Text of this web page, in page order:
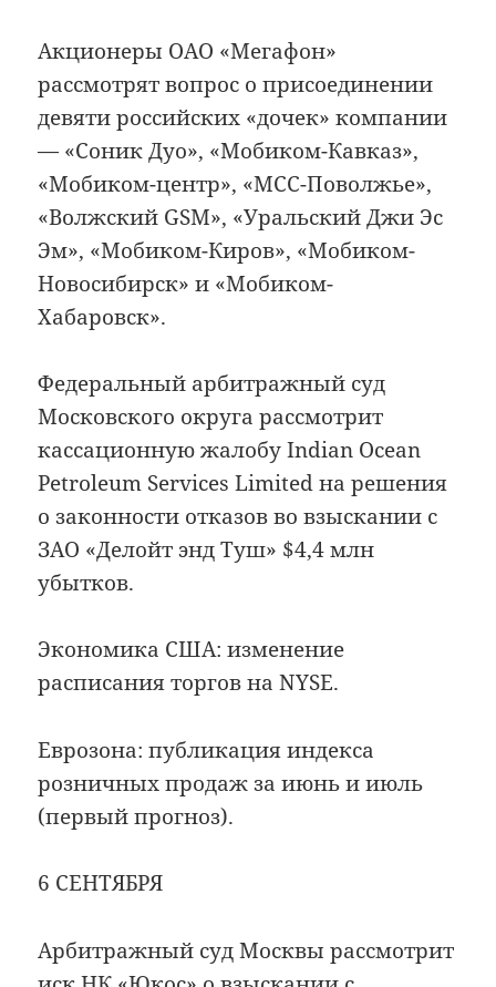
Акционеры ОАО «Мегафон»
рассмотрят вопрос о присоединении
девяти российских «дочек» компании
— «Соник Дуо», «Мобиком-Кавказ»,
«Мобиком-центр», «МСС-Поволжье»,
«Волжский GSM», «Уральский Джи Эс
Эм», «Мобиком-Киров», «Мобиком-
Новосибирск» и «Мобиком-
Хабаровск».
Федеральный арбитражный суд
Московского округа рассмотрит
кассационную жалобу Indian Ocean
Petroleum Services Limited на решения
о законности отказов во взыскании с
ЗАО «Делойт энд Туш» $4,4 млн
убытков.
Экономика США: изменение
расписания торгов на NYSE.
Еврозона: публикация индекса
розничных продаж за июнь и июль
(первый прогноз).
6 СЕНТЯБРЯ
Арбитражный суд Москвы рассмотрит